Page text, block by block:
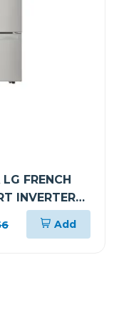
FRENCH
INVERTER
Add